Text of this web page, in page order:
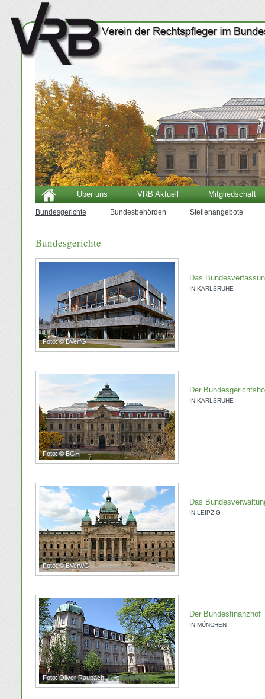
Über uns VRB Aktuell Mitgliedschaft
Bundesgerichte Bundesbehörden Stellenangebote
Bundesgerichte
Foto: © BVerfG
Das
IN KARLSRUHE
Foto: © BGH
Der
IN KARLSRUHE
Foto: © BVerwG
Das
IN LEIPZIG
Foto: Oliver Raupach,CC-BY-SA-2.5
Der Bundesfinanzhof
IN MÜNCHEN